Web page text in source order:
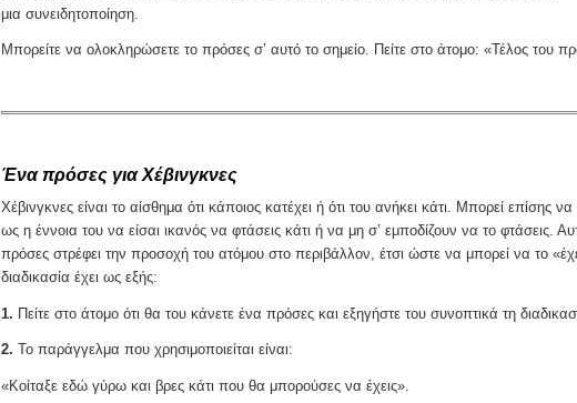
μια συνειδητοποίηση.
Μπορείτε να ολοκληρώσετε το πρόσες σ’ αυτό το σημείο. Πείτε στο άτομο: «Τέλος του
Ένα πρόσες για Χέβινγκνες
Χέβινγκνες είναι το αίσθημα ότι κάποιος κατέχει ή ότι του ανήκει κάτι. Μπορεί επίσης να
ως η έννοια του να είσαι ικανός να φτάσεις κάτι ή να μη σ’ εμποδίζουν να το φτάσεις.
πρόσες στρέφει την προσοχή του ατόμου στο περιβάλλον, έτσι ώστε να μπορεί να το
διαδικασία έχει ως εξής:
1. Πείτε στο άτομο ότι θα του κάνετε ένα πρόσες και εξηγήστε του συνοπτικά τη
2. Το παράγγελμα που χρησιμοποιείται είναι:
«Κοίταξε εδώ γύρω και βρες κάτι που θα μπορούσες να έχεις».